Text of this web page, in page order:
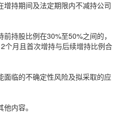
增持期间及法定期限内不减持公司
前持股比例在30%至50%之间的，
个月且首次增持与后续增持比例合
面临的不确定性风险及拟采取的应
内容。